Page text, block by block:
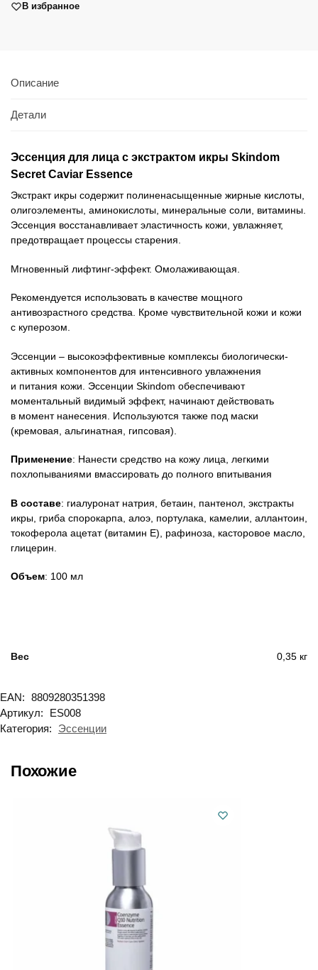
В избранное
Описание
Детали
Эссенция для лица с экстрактом икры Skindom
Secret Caviar Essence
Экстракт икры содержит полиненасыщенные жирные кислоты,
олигоэлементы, аминокислоты, минеральные соли, витамины.
Эссенция восстанавливает эластичность кожи, увлажняет,
предотвращает процессы старения.
Мгновенный лифтинг-эффект. Омолаживающая.
Рекомендуется использовать в качестве мощного
антивозрастного средства. Кроме чувствительной кожи и кожи
с куперозом.
Эссенции – высокоэффективные комплексы биологически-
активных компонентов для интенсивного увлажнения
и питания кожи. Эссенции Skindom обеспечивают
моментальный видимый эффект, начинают действовать
в момент нанесения. Используются также под маски
(кремовая, альгинатная, гипсовая).
Применение: Нанести средство на кожу лица, легкими
похлопываниями вмассировать до полного впитывания
В составе: гиалуронат натрия, бетаин, пантенол, экстракты
икры, гриба спорокарпа, алоэ, портулака, камелии, аллантоин,
токоферола ацетат (витамин Е), рафиноза, касторовое масло,
глицерин.
Объем: 100 мл
Вес 0,35 кг
EAN: 8809280351398
Артикул:
ES008
Категория:
Эссенции
Похожие